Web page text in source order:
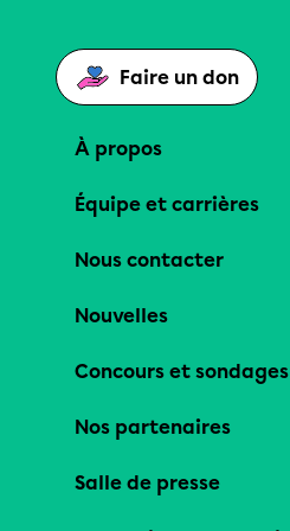
Faire un don
À propos
Équipe et carrières
Nous contacter
Nouvelles
Concours et sondages
Nos partenaires
Salle de presse